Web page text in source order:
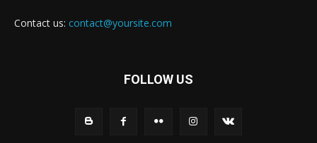
Contact us: contact@yoursite.com
FOLLOW US